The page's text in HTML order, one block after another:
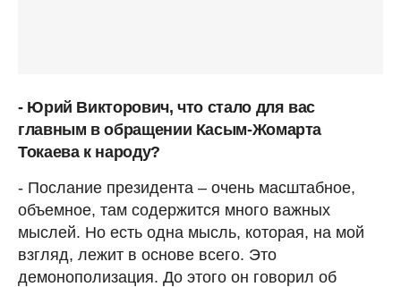
- Юрий Викторович, что стало для вас
главным в обращении Касым-Жомарта
Токаева к народу?
- Послание президента – очень масштабное,
объемное, там содержится много важных
мыслей. Но есть одна мысль, которая, на мой
взгляд, лежит в основе всего. Это
демонополизация. До этого он говорил об